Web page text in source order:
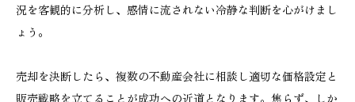
況を客観的に分析し、感情に流されない冷静な判断を心がけまし
ょう。
売却を決断したら、複数の不動産会社に相談し適切な価格設定と
販売戦略を立てることが成功への近道となります。焦らず、しか